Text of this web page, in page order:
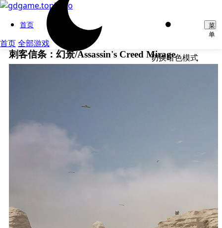
首页
首页全部游戏
切换暗色模式
菜
单
刺客信条：幻景/Assassin's Creed Mirage